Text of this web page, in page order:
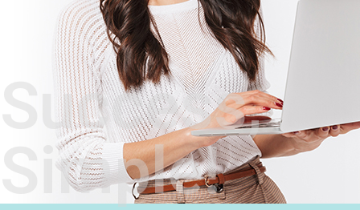
Success,
Simple!